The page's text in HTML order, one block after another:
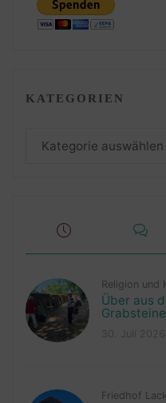
KATEGORIEN
Religion und
Über aus
Friedhof